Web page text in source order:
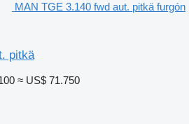
MAN TGE 3.140 fwd aut. pitkä furgón
pitkä
≈ US$ 71.750